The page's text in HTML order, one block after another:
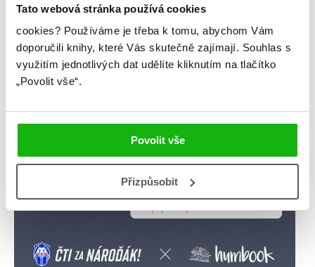
Tato webová stránka používá cookies
cookies? Používáme je třeba k tomu, abychom Vám
doporučili knihy, které Vás skutečně zajímají. Souhlas s
využitím jednotlivých dat udělíte kliknutím na tlačítko
„Povolit vše“.
Povolit vše
Přizpůsobit